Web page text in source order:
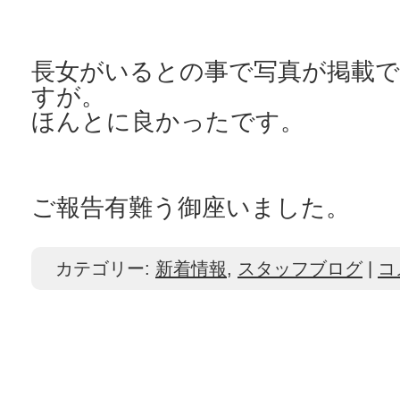
長女がいるとの事で写真が掲載
すが。
ほんとに良かったです。
ご報告有難う御座いました。
カテゴリー: 新着情報, スタッフブログ|